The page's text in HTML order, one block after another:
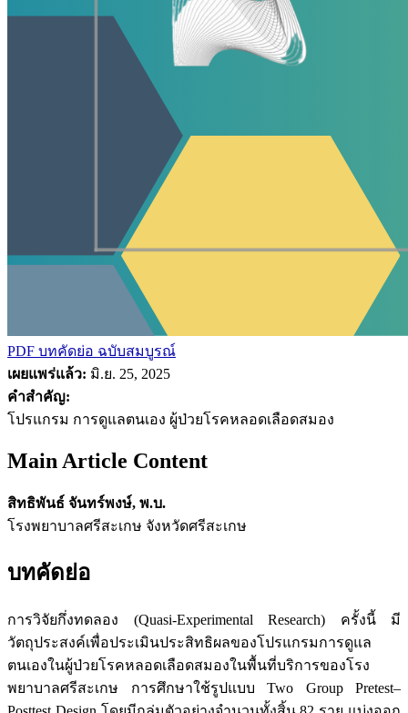
PDF บทคัดย่อ ฉบับสมบูรณ์
เผยแพร่แล้ว: มิ.ย. 25, 2025
คำสำคัญ:
โปรแกรม การดูแลตนเอง ผู้ป่วยโรคหลอดเลือดสมอง
Main Article Content
สิทธิพันธ์ จันทร์พงษ์, พ.บ.
โรงพยาบาลศรีสะเกษ จังหวัดศรีสะเกษ
บทคัดย่อ
การวิจัยกึ่งทดลอง (Quasi-Experimental Research) ครั้งนี้ มี
วัตถุประสงค์เพื่อประเมินประสิทธิผลของโปรแกรมการดูแล
ตนเองในผู้ป่วยโรคหลอดเลือดสมองในพื้นที่บริการของโรง
พยาบาลศรีสะเกษ การศึกษาใช้รูปแบบ Two Group Pretest–